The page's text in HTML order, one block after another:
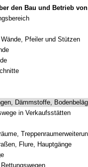
(Bayerische Verkaufsstättenverordnung – BayVkV) Vom 6. November
Pfeiler und Stützen
Dämmstoffe,
in Verkaufsstätten
Flure, Hauptgänge